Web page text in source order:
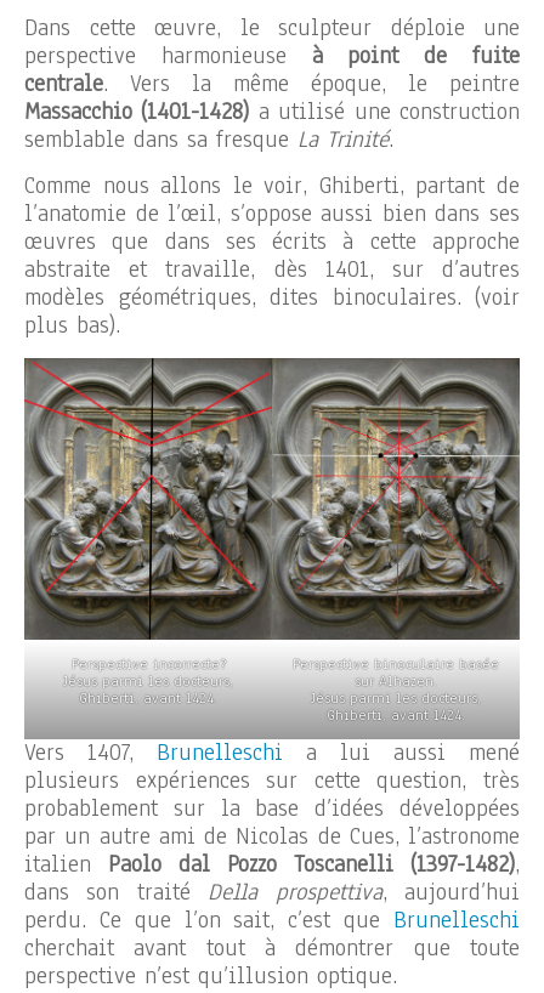
Dans cette œuvre, le sculpteur déploie une
perspective harmonieuse à point de fuite
centrale. Vers la même époque, le peintre
Massacchio (1401-1428) a utilisé une construction
semblable dans sa fresque La Trinité.
Comme nous allons le voir, Ghiberti, partant de
l’anatomie de l’œil, s’oppose aussi bien dans ses
œuvres que dans ses écrits à cette approche
abstraite et travaille, dès 1401, sur d’autres
modèles géométriques, dites binoculaires. (voir
plus bas).
Perspective incorrecte?
Jésus parmi les docteurs,
Ghiberti, avant 1424.
Perspective binoculaire basée
sur Alhazen.
Jésus parmi les docteurs,
Ghiberti, avant 1424.
Vers 1407, Brunelleschi a lui aussi mené
plusieurs expériences sur cette question, très
probablement sur la base d’idées développées
par un autre ami de Nicolas de Cues, l’astronome
italien Paolo dal Pozzo Toscanelli (1397-1482),
dans son traité Della prospettiva, aujourd’hui
perdu. Ce que l’on sait, c’est que Brunelleschi
cherchait avant tout à démontrer que toute
perspective n’est qu’illusion optique.